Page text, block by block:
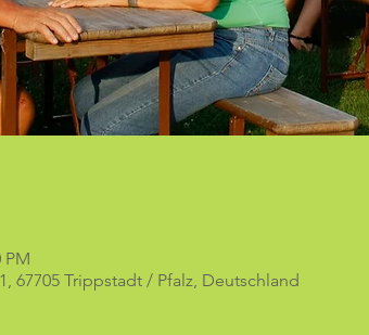
PM
67705 Trippstadt / Pfalz, Deutschland